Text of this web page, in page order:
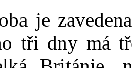
je
tři dny má